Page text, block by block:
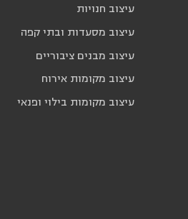
עיצוב חנויות
עיצוב מסעדות ובתי קפה
עיצוב מבנים ציבוריים
עיצוב מקומות אירוח
עיצוב מקומות בילוי ופנאי